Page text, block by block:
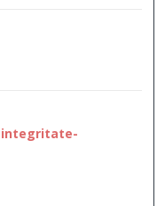
integritate-